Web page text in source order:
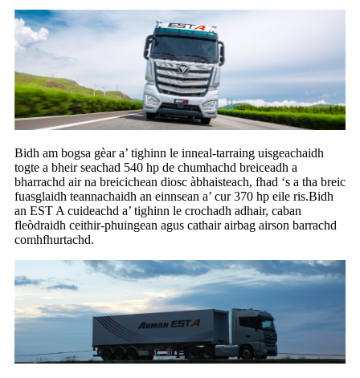
Bidh am bogsa gèar a’ tighinn le inneal-tarraing uisgeachaidh
togte a bheir seachad 540 hp de chumhachd breiceadh a
bharrachd air na breicichean diosc àbhaisteach, fhad ‘s a tha breic
fuasglaidh teannachaidh an einnsean a’ cur 370 hp eile ris.Bidh
an EST A cuideachd a’ tighinn le crochadh adhair, caban
fleòdraidh ceithir-phuingean agus cathair airbag airson barrachd
comhfhurtachd.